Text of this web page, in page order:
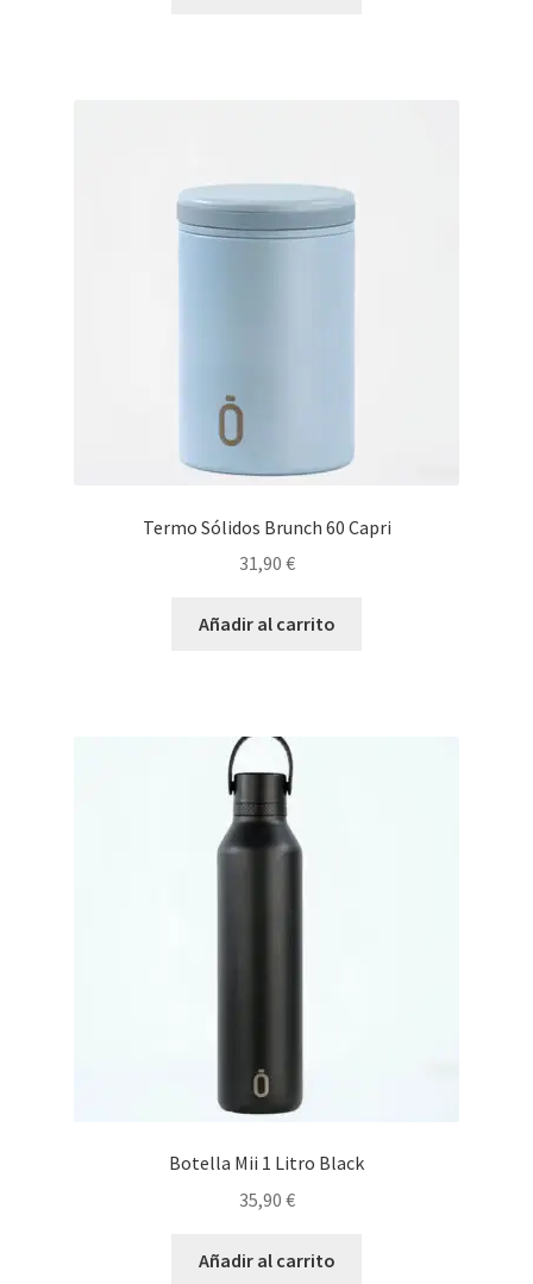
Termo Sólidos Brunch 60 Capri
31,90 €
Añadir al carrito
Botella Mii 1 Litro Black
35,90 €
Añadir al carrito